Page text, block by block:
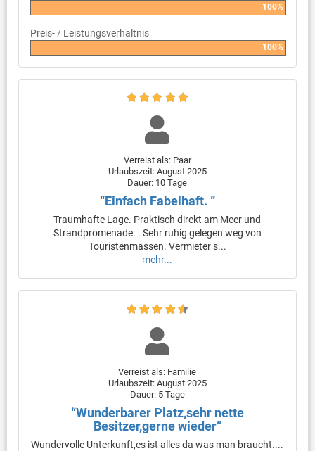
100%
Preis- / Leistungsverhältnis
100%
Verreist als: Paar
Urlaubszeit: August 2025
Dauer: 10 Tage
“Einfach Fabelhaft. ”
Traumhafte Lage. Praktisch direkt am Meer und
Strandpromenade. . Sehr ruhig gelegen weg von
Touristenmassen. Vermieter s...
mehr...
Verreist als: Familie
Urlaubszeit: August 2025
Dauer: 5 Tage
“Wunderbarer Platz,sehr nette
Besitzer,gerne wieder”
Wundervolle Unterkunft,es ist alles da was man braucht....